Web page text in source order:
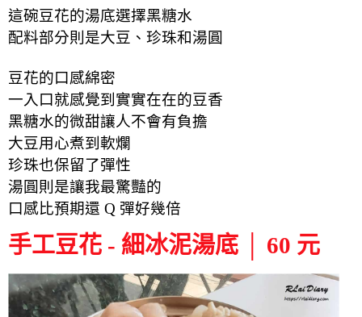
這碗豆花的湯底選擇黑糖水
配料部分則是大豆、珍珠和湯圓
豆花的口感綿密
一入口就感覺到實實在在的豆香
黑糖水的微甜讓人不會有負擔
大豆用心煮到軟爛
珍珠也保留了彈性
湯圓則是讓我最驚豔的
口感比預期還 Q 彈好幾倍
手工豆花 - 細冰泥湯底 │ 60 元